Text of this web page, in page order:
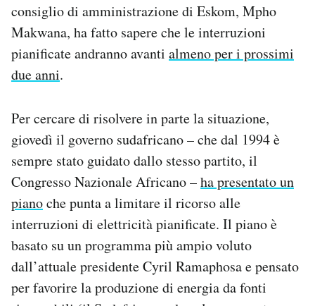
consiglio di amministrazione di Eskom, Mpho
Makwana, ha fatto sapere che le interruzioni
pianificate andranno avanti almeno per i prossimi
due anni.
Per cercare di risolvere in parte la situazione,
giovedì il governo sudafricano – che dal 1994 è
sempre stato guidato dallo stesso partito, il
Congresso Nazionale Africano –ha presentato un
pianoche punta a limitare il ricorso alle
interruzioni di elettricità pianificate. Il piano è
basato su un programma più ampio voluto
dall’attuale presidente Cyril Ramaphosa e pensato
per favorire la produzione di energia da fonti